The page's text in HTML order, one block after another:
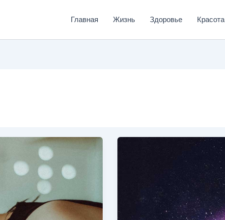
Главная Жизнь Здоровье Красота